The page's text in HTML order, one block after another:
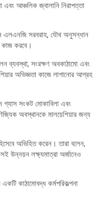
আঞ্চলিক জ্বালানি নিরাপত্তা
এলএনজি সরবরাহ, যৌথ অনুসন্ধান
কাজ করবে।
ব্যবস্থা, সংরক্ষণ অবকাঠামো এবং
অভিজ্ঞতা কাজে লাগানোর আগ্রহ
গ্যাস সংকট মোকাবিলা এবং
অবস্থানকে মালয়েশিয়ার জন্য
অভিহিত করেন। তারা বলেন,
উন্নয়ন লক্ষ্যমাত্রা অর্জানেও
কাঠামোবদ্ধ কর্মপরিকল্পনা